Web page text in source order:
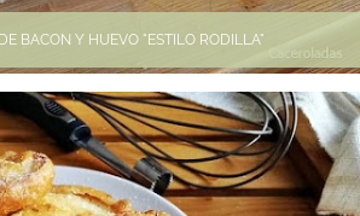
BACON Y HUEVO "ESTILO RODILLA"